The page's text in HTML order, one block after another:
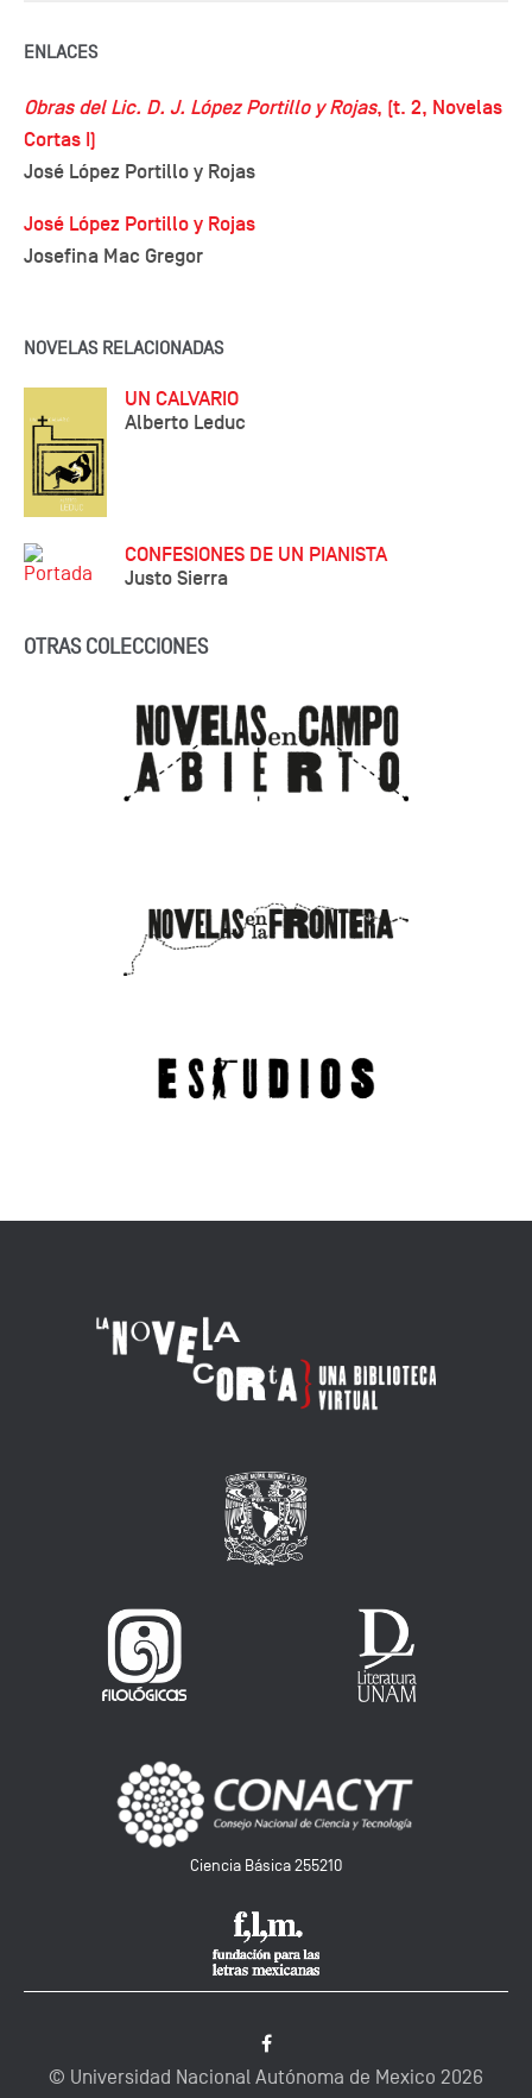
ENLACES
Obras del Lic. D. J. López Portillo y Rojas, (t. 2, Novelas
Cortas I)
José López Portillo y Rojas
José López Portillo y Rojas
Josefina Mac Gregor
NOVELAS RELACIONADAS
UN CALVARIO
Alberto Leduc
CONFESIONES DE UN PIANISTA
Justo Sierra
OTRAS COLECCIONES
Ciencia Básica 255210
© Universidad Nacional Autónoma de Mexico 2026